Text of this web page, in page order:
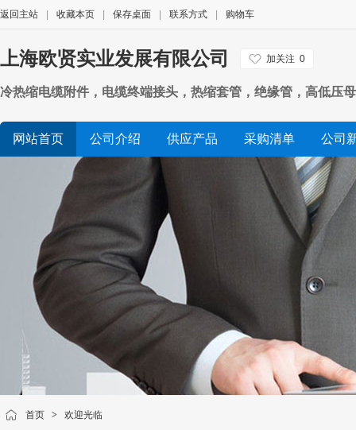
返回主站 收藏本页 保存桌面 联系方式 购物车
上海欧贤实业发展有限公司 加关注 0
冷热缩电缆附件，电缆终端接头，热缩套管，绝缘管，高低压
网站首页 公司介绍 供应产品 采购清单 公司
首页 > 欢迎光临